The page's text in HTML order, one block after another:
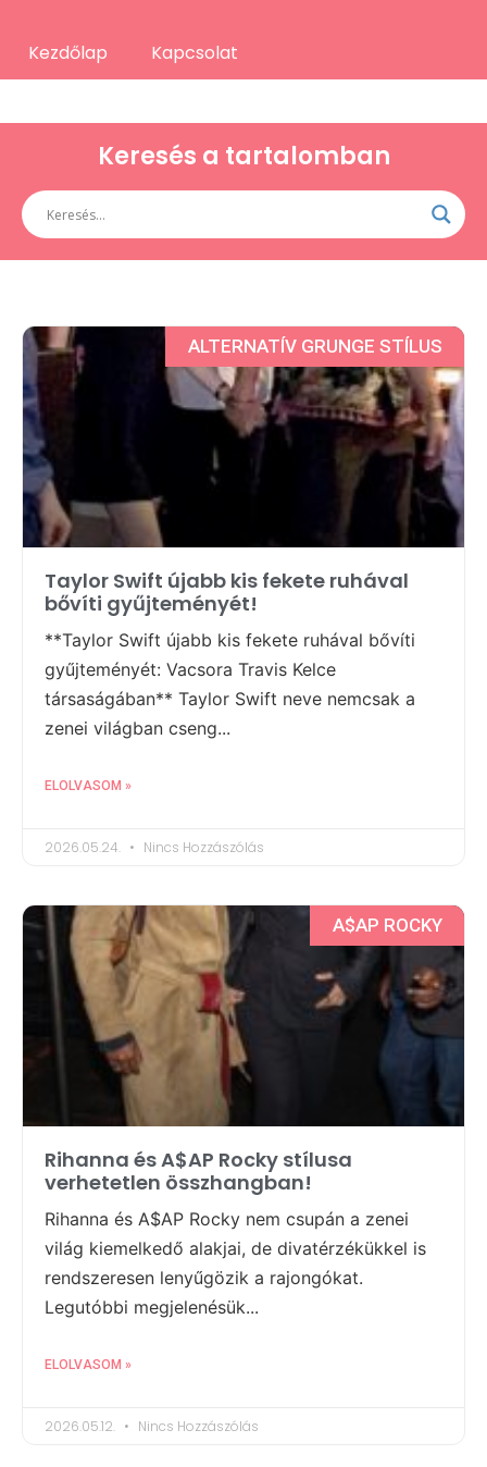
Kezdőlap Kapcsolat
Keresés a tartalomban
ALTERNATÍV GRUNGE STÍLUS
Taylor Swift újabb kis fekete ruhával
bővíti gyűjteményét!
**Taylor Swift újabb kis fekete ruhával bővíti
gyűjteményét: Vacsora Travis Kelce
társaságában** Taylor Swift neve nemcsak a
zenei világban cseng...
ELOLVASOM »
2026.05.24. Nincs Hozzászólás
A$AP ROCKY
Rihanna és A$AP Rocky stílusa
verhetetlen összhangban!
Rihanna és A$AP Rocky nem csupán a zenei
világ kiemelkedő alakjai, de divatérzékükkel is
rendszeresen lenyűgözik a rajongókat.
Legutóbbi megjelenésük...
ELOLVASOM »
2026.05.12. Nincs Hozzászólás